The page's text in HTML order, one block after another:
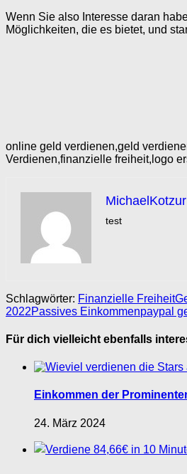
Wenn Sie also Interesse daran
Möglichkeiten, die es bietet, und
online geld verdienen,geld
Verdienen,finanzielle freiheit,logo
MichaelKotzur
test
Schlagwörter: Finanzielle Freiheit
2022Passives Einkommenpaypal
Für dich vielleicht ebenfalls
Einkommen der
24. März 2024